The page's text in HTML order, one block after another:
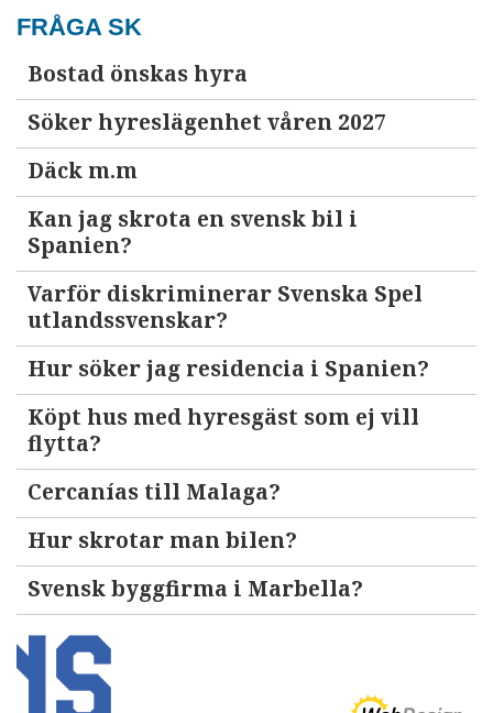
FRÅGA SK
Bostad önskas hyra
Söker hyreslägenhet våren 2027
Däck m.m
Kan jag skrota en svensk bil i
Spanien?
Varför diskriminerar Svenska Spel
utlandssvenskar?
Hur söker jag residencia i Spanien?
Köpt hus med hyresgäst som ej vill
flytta?
Cercanías till Malaga?
Hur skrotar man bilen?
Svensk byggfirma i Marbella?